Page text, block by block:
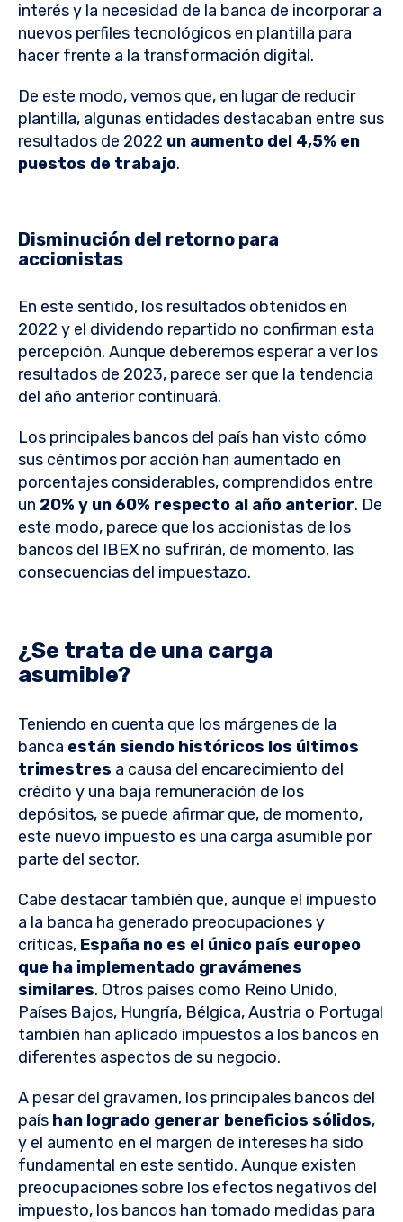
interés y la necesidad de la banca de incorporar a
nuevos perfiles tecnológicos en plantilla para
hacer frente a la transformación digital.
De este modo, vemos que, en lugar de reducir
plantilla, algunas entidades destacaban entre sus
resultados de 2022 un aumento del 4,5% en
puestos de trabajo.
Disminución del retorno para
accionistas
En este sentido, los resultados obtenidos en
2022 y el dividendo repartido no confirman esta
percepción. Aunque deberemos esperar a ver los
resultados de 2023, parece ser que la tendencia
del año anterior continuará.
Los principales bancos del país han visto cómo
sus céntimos por acción han aumentado en
porcentajes considerables, comprendidos entre
un 20% y un 60% respecto al año anterior. De
este modo, parece que los accionistas de los
bancos del IBEX no sufrirán, de momento, las
consecuencias del impuestazo.
¿Se trata de una carga
asumible?
Teniendo en cuenta que los márgenes de la
banca están siendo históricos los últimos
trimestres a causa del encarecimiento del
crédito y una baja remuneración de los
depósitos, se puede afirmar que, de momento,
este nuevo impuesto es una carga asumible por
parte del sector.
Cabe destacar también que, aunque el impuesto
a la banca ha generado preocupaciones y
críticas, España no es el único país europeo
que ha implementado gravámenes
similares. Otros países como Reino Unido,
Países Bajos, Hungría, Bélgica, Austria o Portugal
también han aplicado impuestos a los bancos en
diferentes aspectos de su negocio.
A pesar del gravamen, los principales bancos del
país han logrado generar beneficios sólidos,
y el aumento en el margen de intereses ha sido
fundamental en este sentido. Aunque existen
preocupaciones sobre los efectos negativos del
impuesto, los bancos han tomado medidas para